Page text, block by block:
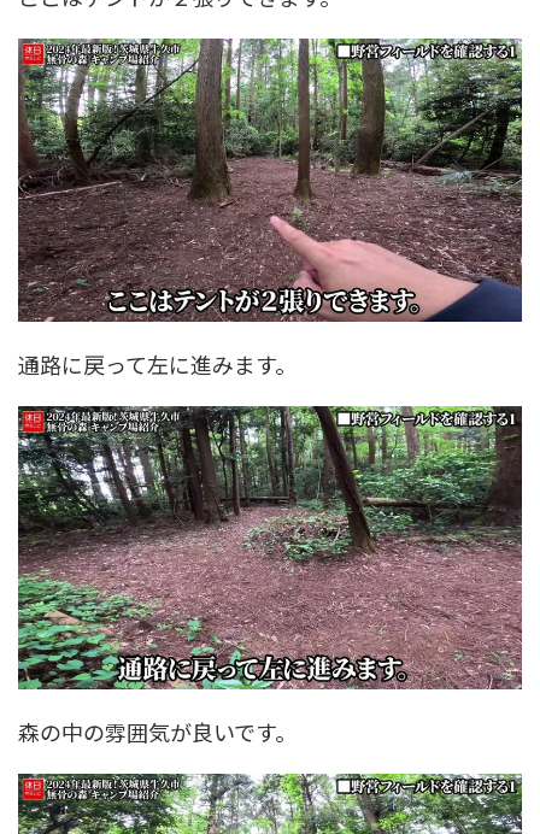
通路に戻って左に進みます。
森の中の雰囲気が良いです。